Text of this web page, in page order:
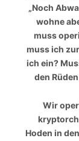
„Noch
wohne
muss
muss ich
ich ein?
den
Wir
Hoden in